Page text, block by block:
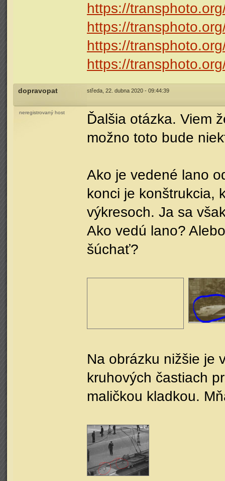
https://
https://
https://
https://
dopravopat středa, 22. dubna 2020 - 09:44:39
neregistrovaný host
Ďalšia otázka. Viem
možno toto bude
Ako je vedené lano
konci je konštrukcia,
výkresoch. Ja sa
Ako vedú lano?
šúchať?
Na obrázku nižšie je
kruhových častiach
maličkou kladkou.